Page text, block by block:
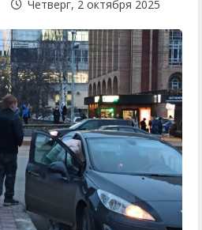
Четверг, 2 октября 2025